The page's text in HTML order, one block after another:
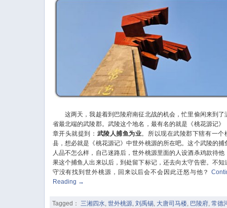
这两天，我趁着到巴陵府南征北战的机会，忙里偷闲来到了
省最北端的武陵郡。武陵这个地名，最有名的就是《桃花源记》
章开头就提到： 武陵人捕鱼为业。所以现在武陵郡下辖有一个
县，想必就是《桃花源记》中世外桃源的所在吧。这个武陵的捕
人品不怎么样，自己迷路后，世外桃源里面的人设酒杀鸡款待他
果这个捕鱼人出来以后，到处留下标记，还去向太守告密。不知
守没有找到世外桃源，回来以后会不会因此迁怒与他？
Reading →
Tagged： 三湘四水,世外桃源,刘禹锡, 大唐司马楼, 巴陵府,常德